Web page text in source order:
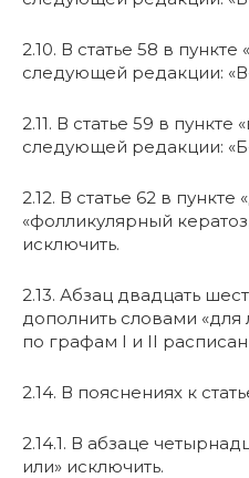
2.10. В статье 58 в
следующей редакции:
2.11. В статье 59 в пункте
следующей редакции:
2.12. В статье 62 в пункте
«фолликулярный
исключить.
2.13. Абзац двадцать
дополнить словами
по графам I и II
2.14. В пояснениях к
2.14.1. В абзаце
или» исключить.